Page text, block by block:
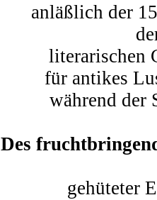
anläßlich der
literarischen
für antikes
während der
Des
gehüteter